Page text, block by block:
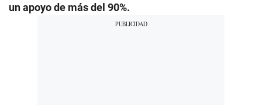
un apoyo de más del 90%.